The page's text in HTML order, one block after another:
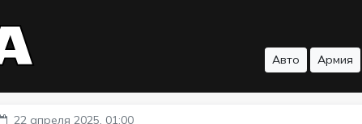
Авто Армия
22 апреля 2025, 01:00